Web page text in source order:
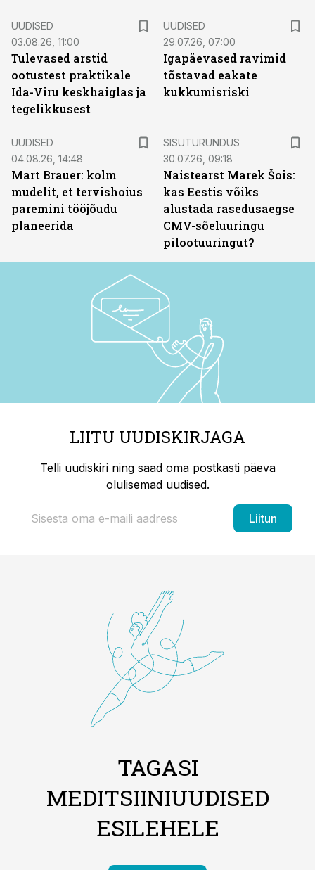
UUDISED
03.08.26, 11:00
Tulevased arstid
ootustest praktikale
Ida-Viru keskhaiglas ja
tegelikkusest
UUDISED
29.07.26, 07:00
Igapäevased ravimid
tõstavad eakate
kukkumisriski
UUDISED
04.08.26, 14:48
Mart Brauer: kolm
mudelit, et tervishoius
paremini tööjõudu
planeerida
SISUTURUNDUS
30.07.26, 09:18
Naistearst Marek Šois:
kas Eestis võiks
alustada rasedusaegse
CMV-sõeluuringu
pilootuuringut?
LIITU UUDISKIRJAGA
Telli uudiskiri ning saad oma postkasti päeva
olulisemad uudised.
Liitun
TAGASI
MEDITSIINIUUDISED
ESILEHELE